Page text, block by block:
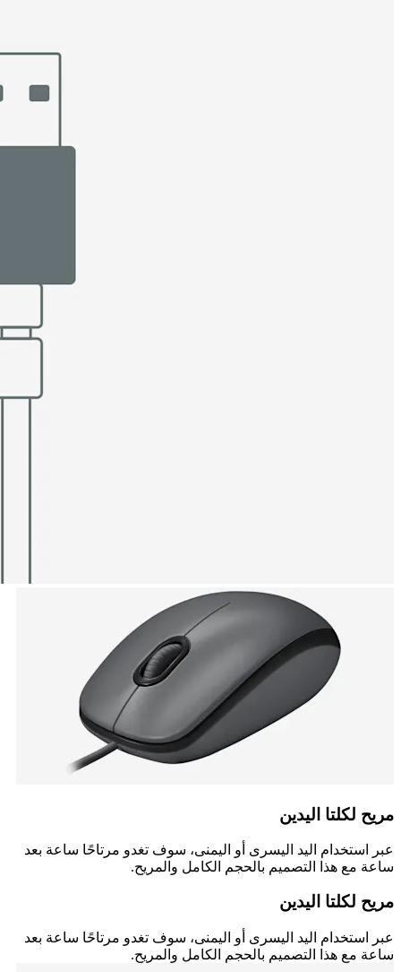
مريح لكلتا اليدين
عبر استخدام اليد اليسرى أو اليمنى، سوف تغدو مرتاحًا ساعة بعد
ساعة مع هذا التصميم بالحجم الكامل والمريح.
مريح لكلتا اليدين
عبر استخدام اليد اليسرى أو اليمنى، سوف تغدو مرتاحًا ساعة بعد
ساعة مع هذا التصميم بالحجم الكامل والمريح.